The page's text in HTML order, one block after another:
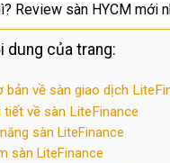
Review sàn HYCM mới
dung của trang:
bản về sàn giao dịch
tiết về sàn LiteFinance
sàn LiteFinance
sàn LiteFinance